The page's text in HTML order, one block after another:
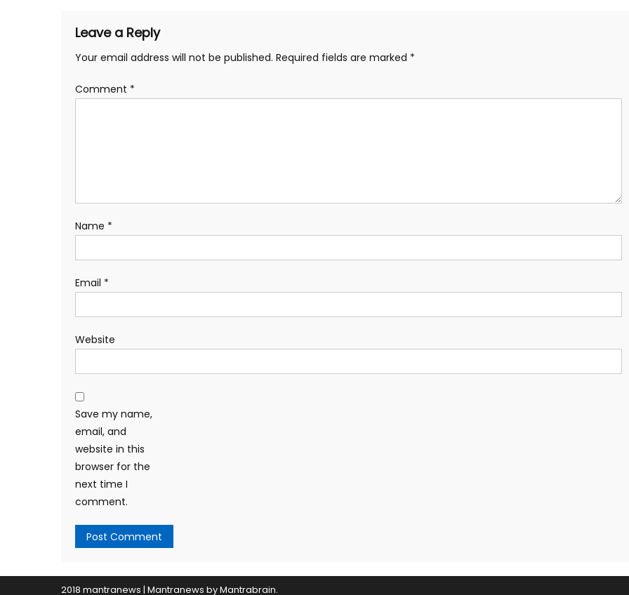
Leave a Reply
Your email address will not be published. Required fields are marked *
Comment *
Name *
Email *
Website
Save my name,
email, and
website in this
browser for the
next time I
comment.
2018 mantranews | Mantranews byMantrabrain.